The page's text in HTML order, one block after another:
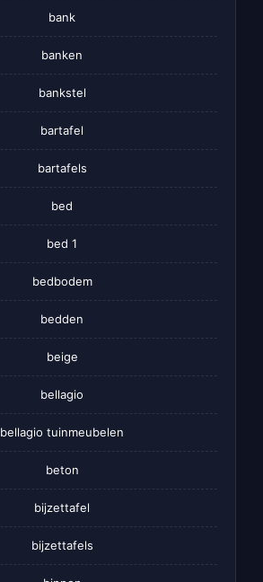
bank
banken
bankstel
bartafel
bartafels
bed
bed 1
bedbodem
bedden
beige
bellagio
bellagio tuinmeubelen
beton
bijzettafel
bijzettafels